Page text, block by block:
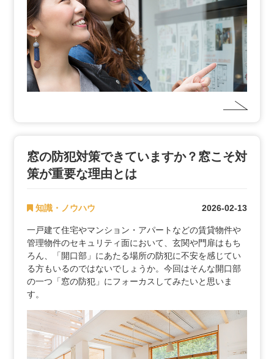
窓の防犯対策できていますか？窓こそ対
策が重要な理由とは
知識・ノウハウ 2026-02-13
一戸建て住宅やマンション・アパートなどの賃貸物件や
管理物件のセキュリティ面において、玄関や門扉はもち
ろん、「開口部」にあたる場所の防犯に不安を感じてい
る方もいるのではないでしょうか。今回はそんな開口部
の一つ「窓の防犯」にフォーカスしてみたいと思いま
す。